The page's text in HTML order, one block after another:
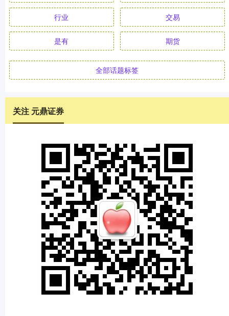
行业 交易
是有 期货
全部话题标签
关注 元鼎证券